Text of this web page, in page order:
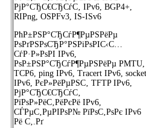
РјР°СЂС€СЂСѓС‚ IPv6, BGP4+,
RIPng, OSPFv3, IS-ISv6
РћР±РЅР°СЂСѓР¶РµРЅРёРµ
РѕРґРЅРѕСЂР°РЅРіРѕРІС‹С…
СѓР·Р»РѕРІ IPv6,
РѕР±РЅР°СЂСѓР¶РµРЅРёРµ PMTU,
TCP6, ping IPv6, Tracert IPv6, socket
IPv6, РєР»РёРµРЅС‚ TFTP IPv6,
РјР°СЂС€СЂСѓС‚
РїРѕР»РёС‚РёРєРё IPv6,
СЃРµС‚РµРІРѕР№ РїРѕС‚РѕРє IPv6
Рё С‚.Рґ